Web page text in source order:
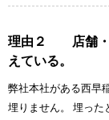
理由２ 店舗・
えている。
弊社本社がある西早
埋りません。 埋った